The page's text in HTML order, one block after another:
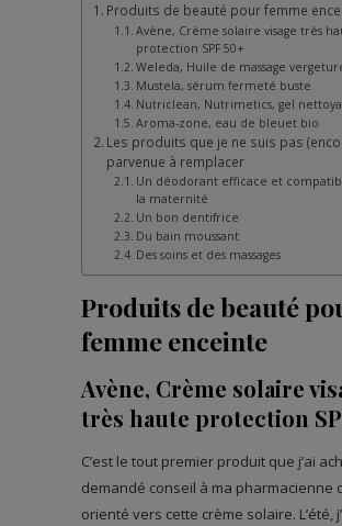
Produits de beauté pour femme
Avène, Crème solaire visage très
protection SPF 50+
Weleda, Huile de massage
Mustela, sérum fermeté buste
Nutriclean, Nutrimetics, gel
Aroma-zone, eau de bleuet bio
Les produits que je ne suis pas
parvenue à remplacer
Un déodorant efficace et
la maternité
Un bon dentifrice
Du bain moussant
Des soins et des massages
Produits de beauté
femme enceinte
Avène, Crème solaire
très haute protection
C’est le tout premier produit que j’ai
demandé conseil à ma pharmacienne
orienté vers cette crème solaire. L’été,